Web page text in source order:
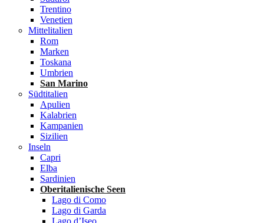
Trentino
Venetien
Mittelitalien
Rom
Marken
Toskana
Umbrien
San Marino
Südtitalien
Apulien
Kalabrien
Kampanien
Sizilien
Inseln
Capri
Elba
Sardinien
Oberitalienische Seen
Lago di Como
Lago di Garda